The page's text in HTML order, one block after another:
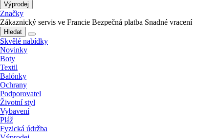
Výprodej
Značky
Zákaznický servis ve Francie Bezpečná platba Snadné vracení
Hledat
Skvělé nabídky
Novinky
Boty
Textil
Balónky
Ochrany
Podporovatel
Životní styl
Vybavení
Pláž
Fyzická údržba